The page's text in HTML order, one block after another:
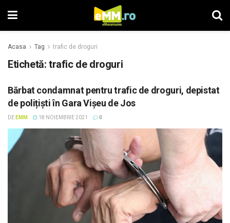
Acasa Tag trafic de droguri
Etichetă: trafic de droguri
Bărbat condamnat pentru trafic de droguri, depistat
de polițiști în Gara Vişeu de Jos
DE EMM 18 NOIEMBRIE 2021 0